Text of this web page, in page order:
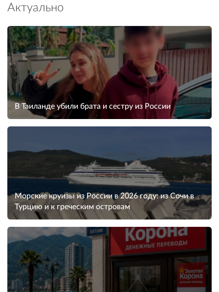
Актуально
В Таиланде убили брата и сестру из России
Морские круизы из России в 2026 году: из Сочи в
Турцию и к греческим островам